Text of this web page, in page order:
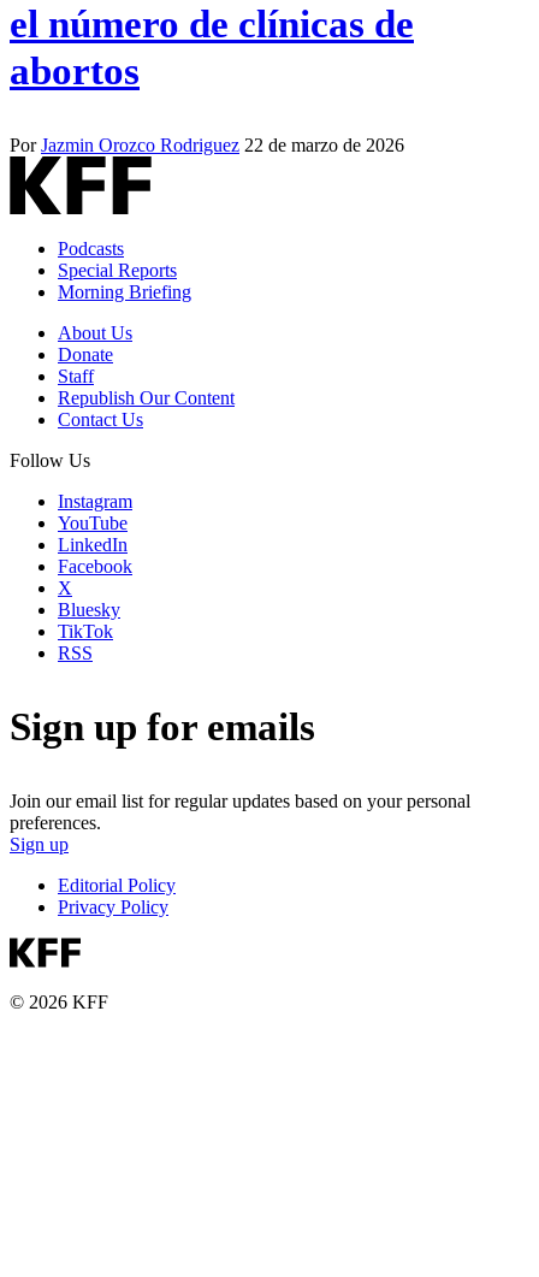
el número de clínicas de
abortos
PorJazmin Orozco Rodriguez 22 de marzo de 2026
Podcasts
Special Reports
Morning Briefing
About Us
Donate
Staff
Republish Our Content
Contact Us
Follow Us
Instagram
YouTube
LinkedIn
Facebook
X
Bluesky
TikTok
RSS
Sign up for emails
Join our email list for regular updates based on your personal
preferences.
Sign up
Editorial Policy
Privacy Policy
© 2026 KFF